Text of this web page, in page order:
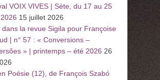
VOIX VIVES | Sète, du 17 au 25
15 juillet 2026
dans la revue Sigila pour Françoise
| n° 57 : « Conversions –
» | printemps – été 2026 26
Poésie (12), de François Szabó